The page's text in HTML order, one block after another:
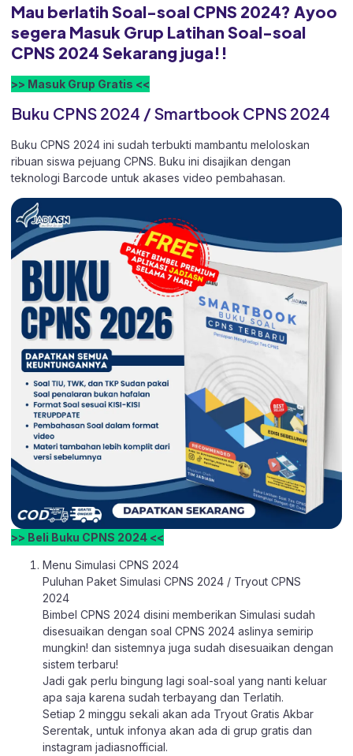
Mau berlatih Soal-soal CPNS 2024? Ayoo
segera Masuk Grup Latihan Soal-soal
CPNS 2024 Sekarang juga!!
>> Masuk Grup Gratis <<
Buku CPNS 2024 / Smartbook CPNS 2024
Buku CPNS 2024 ini sudah terbukti mambantu meloloskan
ribuan siswa pejuang CPNS. Buku ini disajikan dengan
teknologi Barcode untuk akases video pembahasan.
>> Beli Buku CPNS 2024 <<
Menu Simulasi CPNS 2024
Puluhan Paket Simulasi CPNS 2024 / Tryout CPNS
2024
Bimbel CPNS 2024 disini memberikan Simulasi sudah
disesuaikan dengan soal CPNS 2024 aslinya semirip
mungkin! dan sistemnya juga sudah disesuaikan dengan
sistem terbaru!
Jadi gak perlu bingung lagi soal-soal yang nanti keluar
apa saja karena sudah terbayang dan Terlatih.
Setiap 2 minggu sekali akan ada Tryout Gratis Akbar
Serentak, untuk infonya akan ada di grup gratis dan
instagram jadiasnofficial.